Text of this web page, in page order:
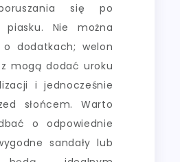
się po
Nie można
o dodatkach; welon
mogą dodać uroku
i jednocześnie
słońcem. Warto
o odpowiednie
sandały lub